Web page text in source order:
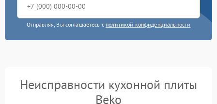
Отправляя, Вы соглашаетесь с политикой конфиденциальности
Неисправности кухонной плиты
Beko